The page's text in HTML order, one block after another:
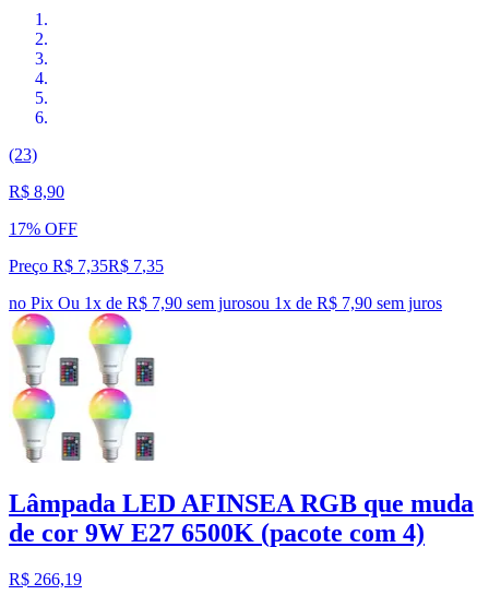
(23)
R$ 8,90
17% OFF
Preço R$ 7,35R$ 7,35
no Pix Ou 1x de R$ 7,90 sem jurosou 1x de R$ 7,90 sem juros
Lâmpada LED AFINSEA RGB que muda
de cor 9W E27 6500K (pacote com 4)
R$ 266,19